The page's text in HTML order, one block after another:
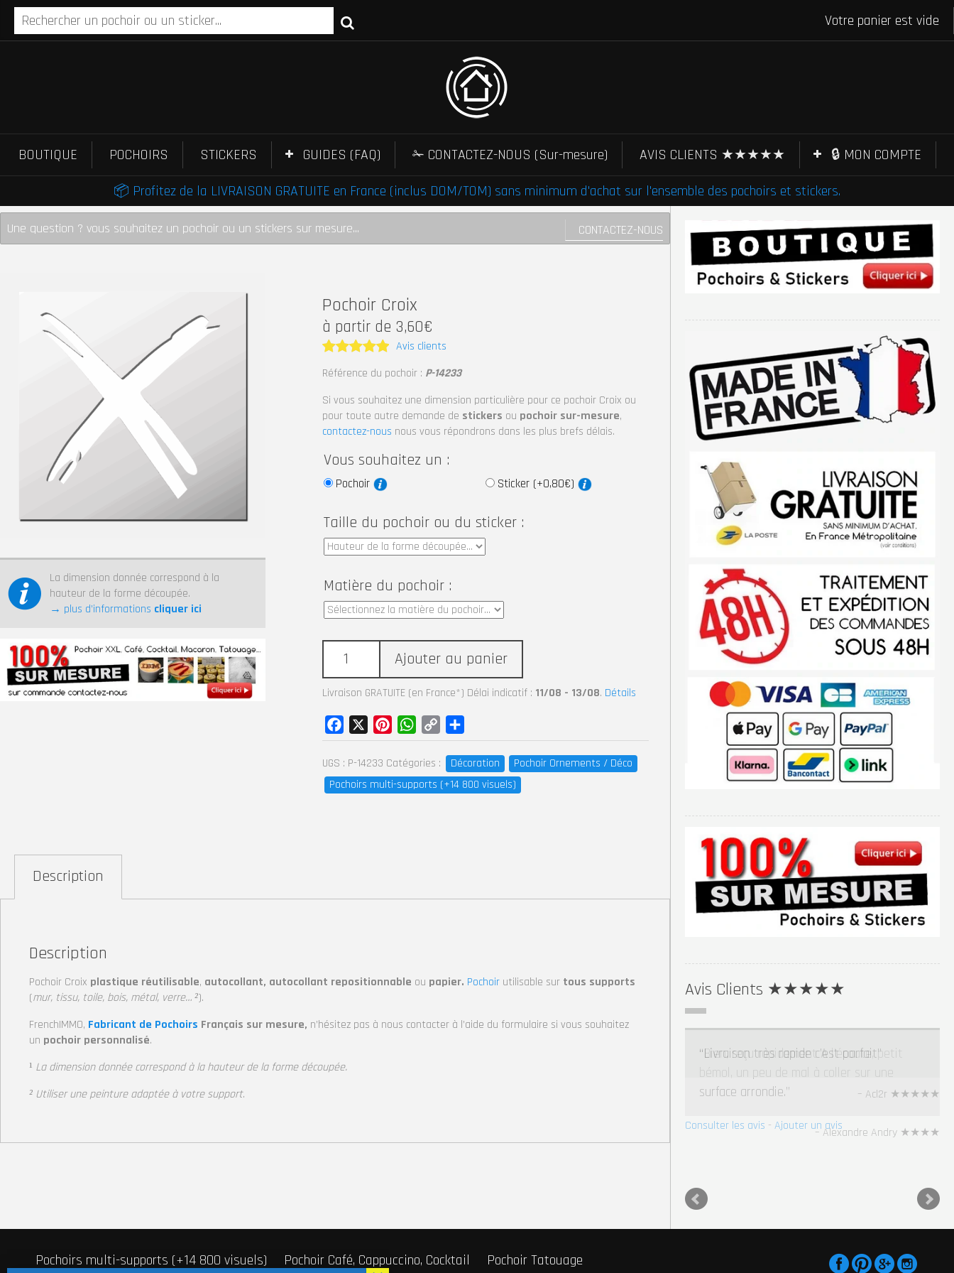
Votre panier est vide
BOUTIQUE POCHOIRS STICKERS GUIDES (FAQ) ✁ CONTACTEZ-NOUS (Sur-mesure) AVIS CLIENTS ★★★★★
🔒 MON COMPTE
📦 Profitez de la LIVRAISON GRATUITE en France (inclus DOM/TOM) sans minimum d'achat sur l'ensemble des pochoirs et stickers.
CONTACTEZ-NOUS
Une question ? vous souhaitez un pochoir ou un stickers sur mesure...
La dimension donnée correspond à la
hauteur de la forme découpée.
→ plus d’informations cliquer ici
Pochoir Croix
à partir de 3,60€
Note 5
Avis clients
Référence du pochoir : P-14233
Si vous souhaitez une dimension particulière pour ce pochoir Croix ou
pour toute autre demande de stickers ou pochoir sur-mesure,
contactez-nous nous vous répondrons dans les plus brefs délais.
Vous souhaitez un :
Pochoir Sticker (+0,80€)
Taille du pochoir ou du sticker :
Matière du pochoir :
Ajouter au panier
Livraison GRATUITE (en France*) Délai indicatif : 11/08 - 13/08. Détails
UGS : P-14233 Catégories : Décoration
Pochoir Ornements / Déco
Pochoirs multi-supports (+14 800 visuels)
Facebook PinterestWhatsApp
Copy
Link
Description
Description
Pochoir Croix plastique réutilisable, autocollant, autocollant repositionnable ou papier. Pochoir utilisable sur tous supports
(mur, tissu, toile, bois, métal, verre… ²).
FrenchIMMO, Fabricant de Pochoirs Français sur mesure, n’hésitez pas à nous contacter à l’aide du formulaire si vous souhaitez
un pochoir personnalisé.
¹ La dimension donnée correspond à la hauteur de la forme découpée.
² Utiliser une peinture adaptée à votre support.
Avis Clients ★★★★★
Livraison très rapide c’est parfait
Acl2r ★★★★★
Consulter les avis - Ajouter un avis
Pochoir Macaron
Pochoirs Mot/Texte Stickers Fabricant de pochoirs
Pochoir sur-mesure